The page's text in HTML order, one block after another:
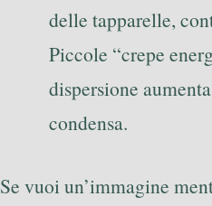
delle tapparelle,
Piccole “crepe
dispersione
condensa.
Se vuoi un’immagine